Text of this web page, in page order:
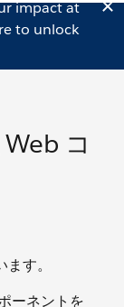
impact at
to unlock
コ
す。
ーネントを